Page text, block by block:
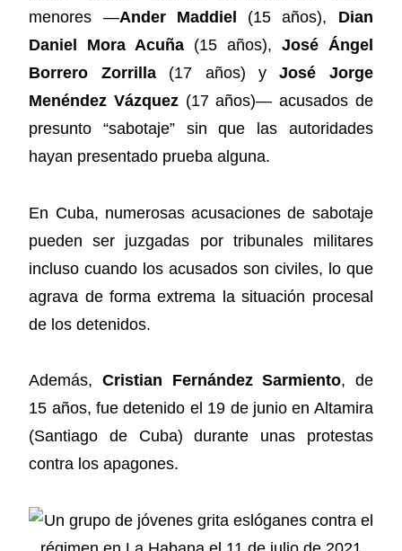
menores —Ander Maddiel (15 años), Dian
Daniel Mora Acuña (15 años), José Ángel
Borrero Zorrilla(17 años) yJosé Jorge
Menéndez Vázquez (17 años)— acusados de
presunto “sabotaje” sin que las autoridades
hayan presentado prueba alguna.
En Cuba, numerosas acusaciones de sabotaje
pueden ser juzgadas por tribunales militares
incluso cuando los acusados son civiles, lo que
agrava de forma extrema la situación procesal
de los detenidos.
Además, Cristian Fernández Sarmiento, de
15 años, fue detenido el 19 de junio en Altamira
(Santiago de Cuba) durante unas protestas
contra los apagones.